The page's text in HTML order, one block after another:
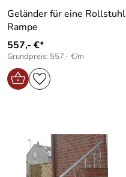
Geländer für eine Rollstuhl
Rampe
557,- €*
Grundpreis: 557,- €/m